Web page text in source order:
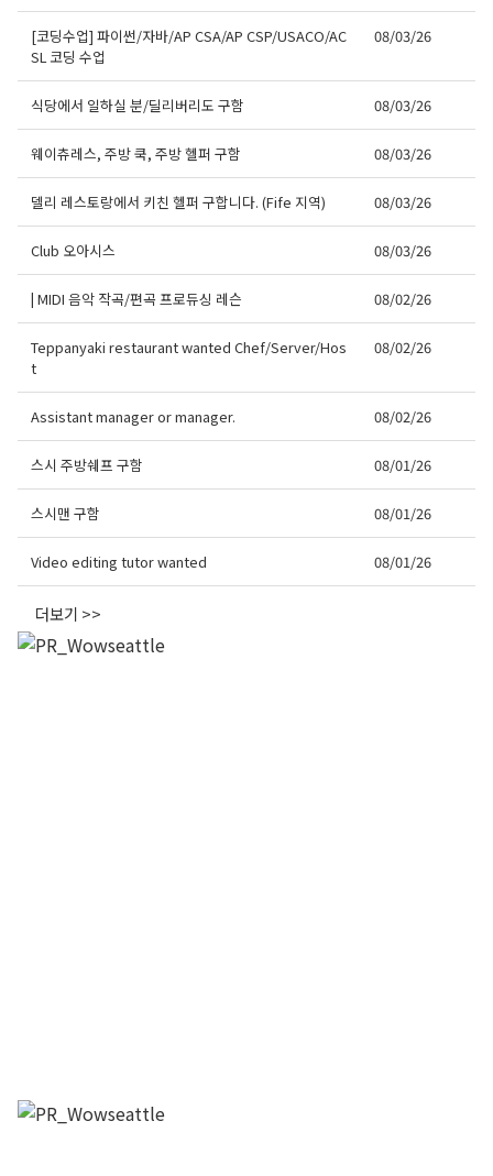
[코딩수업] 파이썬/자바/AP CSA/AP CSP/USACO/AC
SL 코딩 수업
08/03/26
식당에서 일하실 분/딜리버리도 구함 08/03/26
웨이츄레스, 주방 쿡, 주방 헬퍼 구함 08/03/26
델리 레스토랑에서 키친 헬퍼 구합니다. (Fife 지역) 08/03/26
Club 오아시스 08/03/26
| MIDI 음악 작곡/편곡 프로듀싱 레슨 08/02/26
Teppanyaki restaurant wanted Chef/Server/Hos
t
08/02/26
Assistant manager or manager. 08/02/26
스시 주방쉐프 구함 08/01/26
스시맨 구함 08/01/26
Video editing tutor wanted 08/01/26
더보기 >>